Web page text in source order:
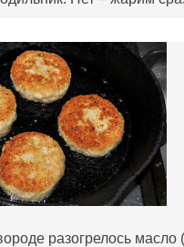
разогрелось масло